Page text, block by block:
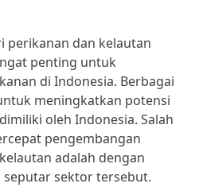
perikanan dan kelautan
penting untuk
di Indonesia. Berbagai
meningkatkan potensi
oleh Indonesia. Salah
pengembangan
adalah dengan
sektor tersebut.